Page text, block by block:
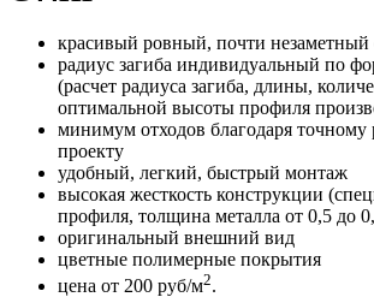
красивый ровный, почти незаметный
радиус загиба индивидуальный по
(расчет радиуса загиба, длины,
оптимальной высоты профиля
минимум отходов благодаря точному
проекту
удобный, легкий, быстрый монтаж
высокая жесткость конструкции
профиля, толщина металла от 0,5 до
оригинальный внешний вид
цветные полимерные покрытия
цена от 200 руб/м2.